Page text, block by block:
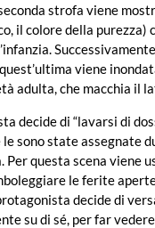
strofa viene
il colore della purezza)
viene
adulta, che macchia il
decide di “lavarsi di
sono state assegnate
Per questa scena viene
le ferite
decide di
su di sé, per far